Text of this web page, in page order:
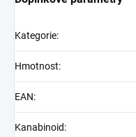
Kategorie:
Hmotnost:
EAN:
Kanabinoid: